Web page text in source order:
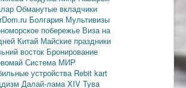
Обманутые вкладчики
Болгария Мультивизы
побережье Виза на
Китай Майские праздники
восток Бронирование
Система МИР
устройства Rebit kart
Далай-лама XIV Тува